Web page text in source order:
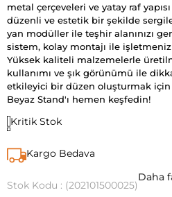
metal çerçeveleri ve yatay raf
düzenli ve estetik bir şekilde
yan modüller ile teşhir alanınızı
sistem, kolay montajı ile
Yüksek kaliteli malzemelerle
kullanımı ve şık görünümü ile
etkileyici bir düzen oluşturmak için
Beyaz Stand'ı hemen keşfedin!
Kritik Stok
Kargo Bedava
Stok Kodu (202101500025)
Daha